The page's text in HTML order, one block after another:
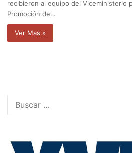
recibieron al equipo del Viceministerio
Promoción de…
Ver Mas »